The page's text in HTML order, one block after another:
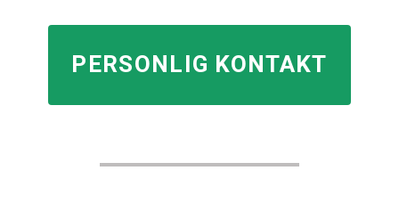
PERSONLIG KONTAKT